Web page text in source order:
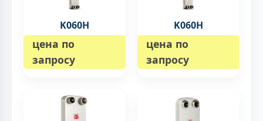
K060H
цена по
запросу
K060H
цена по
запросу